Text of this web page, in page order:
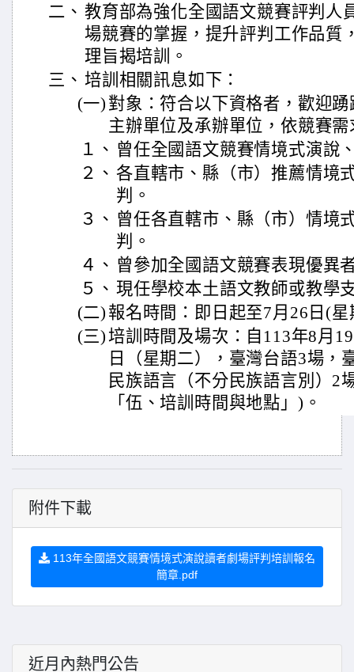
二、 教育部為強化全國語文競賽評判人
場競賽的掌握，提升評判工作品質
理旨揭培訓。
三、 培訓相關訊息如下：
(一) 對象：符合以下資格者，歡迎
主辦單位及承辦單位，依競賽
１、 曾任全國語文競賽情境式演說
２、 各直轄市、縣（市）推薦情境
判。
３、 曾任各直轄市、縣（市）情境
判。
４、 曾參加全國語文競賽表現優異
５、 現任學校本土語文教師或教學
(二) 報名時間：即日起至7月26日(
(三) 培訓時間及場次：自113年8月
日（星期二），臺灣台語3場，
民族語言（不分民族語言別）2
「伍、培訓時間與地點」)。
附件下載
113年全國語文競賽情境式演說讀者劇場評判培訓報名
簡章.pdf
近月內熱門公告